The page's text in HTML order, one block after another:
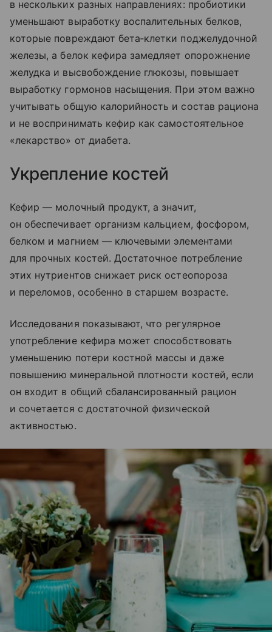
в нескольких разных направлениях: пробиотики
уменьшают выработку воспалительных белков,
которые повреждают бета‑клетки поджелудочной
железы, а белок кефира замедляет опорожнение
желудка и высвобождение глюкозы, повышает
выработку гормонов насыщения. При этом важно
учитывать общую калорийность и состав рациона
и не воспринимать кефир как самостоятельное
«лекарство» от диабета.
Укрепление костей
Кефир — молочный продукт, а значит,
он обеспечивает организм кальцием, фосфором,
белком и магнием — ключевыми элементами
для прочных костей. Достаточное потребление
этих нутриентов снижает риск остеопороза
и переломов, особенно в старшем возрасте.
Исследования показывают, что регулярное
употребление кефира может способствовать
уменьшению потери костной массы и даже
повышению минеральной плотности костей, если
он входит в общий сбалансированный рацион
и сочетается с достаточной физической
активностью.